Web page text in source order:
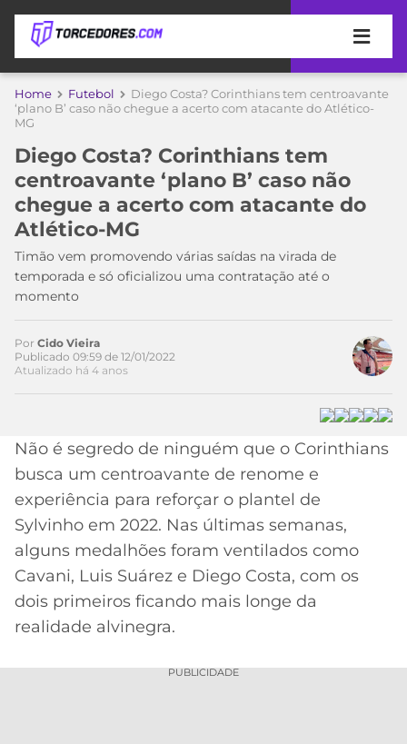
APOSTAS
DE
APOSTA
MELHORES
SITES
DE
APOSTAS
2026
CÓDIGO
PROMOCIONAL
DE
INDICAÇÃO
BET365
CÓDIGO
BETANO
MELHORES
APPS
COPA
DO
MUNDO
TIMES
MEU
TIME
SÃO
PAULO
SANTOS
FLAMENGO
CAMPEONATOS
BRASILEIRÃO
LIBERTADORES
COPA
DO
BRASIL
PREMIER
LEAGUE
COPA
MÍDIA
DA
BOLA
PALPITES
Home Futebol
Diego Costa? Corinthians tem centroavante
‘plano B’ caso não chegue a acerto com atacante do Atlético-
MG
Diego Costa? Corinthians tem
centroavante ‘plano B’ caso não
chegue a acerto com atacante do
Atlético-MG
Timão vem promovendo várias saídas na virada de
temporada e só oficializou uma contratação até o
momento
Acesse o perfil do autor
no Twitter
Por Cido Vieira
Publicado 09:59 de 12/01/2022
Atualizado há 4 anos
Não é segredo de ninguém que o Corinthians
busca um centroavante de renome e
experiência para reforçar o plantel de
Sylvinho em 2022. Nas últimas semanas,
alguns medalhões foram ventilados como
Cavani, Luis Suárez e Diego Costa, com os
dois primeiros ficando mais longe da
realidade alvinegra.
PUBLICIDADE